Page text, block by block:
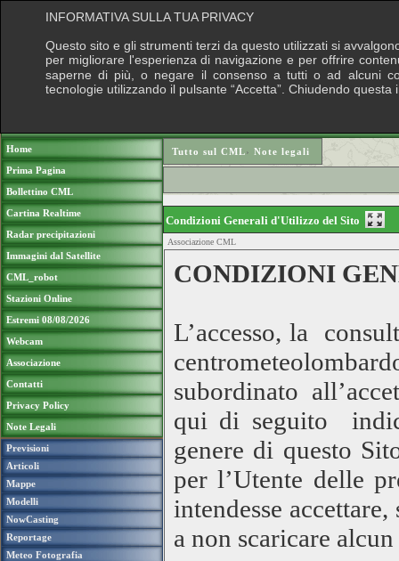
Home
Prima Pagina
Bollettino CML
Cartina Realtime
Radar precipitazioni
Immagini dal Satellite
CML_robot
Stazioni Online
Estremi 08/08/2026
Webcam
Associazione
Contatti
Privacy Policy
Note Legali
Previsioni
Articoli
Mappe
Modelli
NowCasting
Reportage
Meteo Fotografia
Tutto sul CML› Note legali
Condizioni Generali d'Utilizzo del Sito
Associazione CML
CONDIZIONI
L’accesso, la
subordinato
qui di seguito
genere di questo
per l’Utente delle
intendesse
a non scaricare
INFORMATIVA SULLA TUA PRIVACY
Questo sito e gli strumenti terzi da questo utilizzati si
per migliorare l'esperienza di navigazione e per offrire
saperne di più, o negare il consenso a tutti o ad alcuni
tecnologie utilizzando il pulsante “Accetta”. Chiudendo